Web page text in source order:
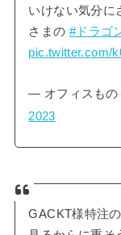
いけない気分に
さまの #ドラゴ
pic.twitter.com/
— オフィスもの
2023
GACKT様特注